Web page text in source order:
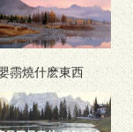
霛燒什麽東西